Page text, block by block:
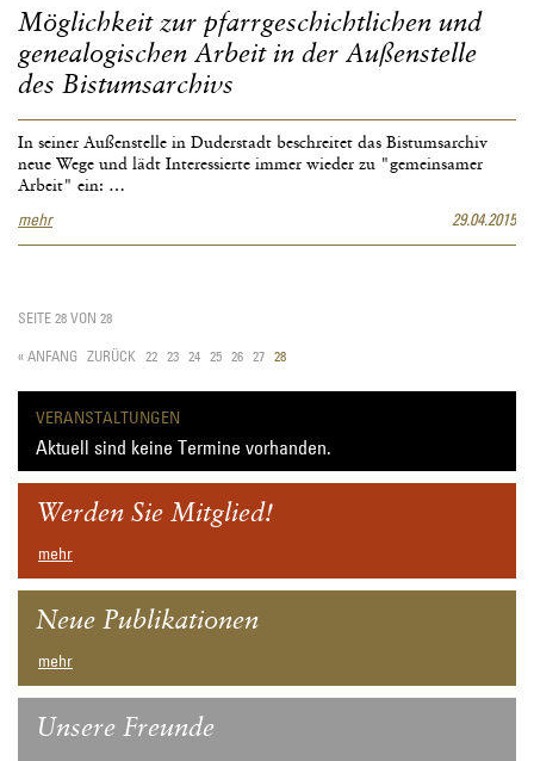
Schriftsteller
aus
dem
Bistum
Hildesheim
Möglichkeit zur pfarrgeschichtlichen und
genealogischen Arbeit in der Außenstelle
des Bistumsarchivs
In seiner Außenstelle in Duderstadt beschreitet das Bistumsarchiv
neue Wege und lädt Interessierte immer wieder zu "gemeinsamer
Arbeit" ein: …
mehrMöglichkeit
zur
Arbeit
in
Außenstelle
des
29.04.2015
SEITE 28 VON 28
« ANFANG ZURÜCK 22 23 24 25 26 27 28
VERANSTALTUNGEN
Aktuell sind keine Termine vorhanden.
Werden Sie Mitglied!
mehr
Neue Publikationen
mehr
Unsere Freunde